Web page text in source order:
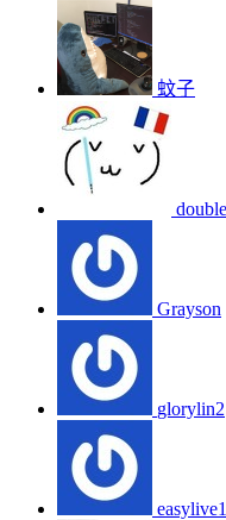
蚊子
Grayson
glorylin2